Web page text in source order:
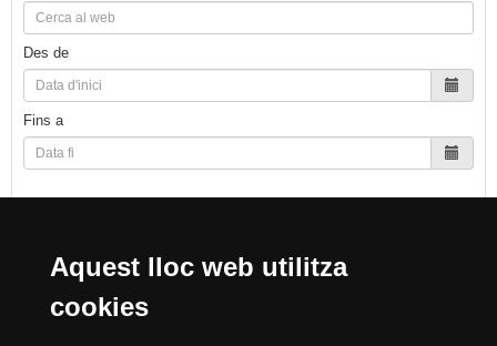
Aquest lloc web utilitza
cookies
Des de
Fins a